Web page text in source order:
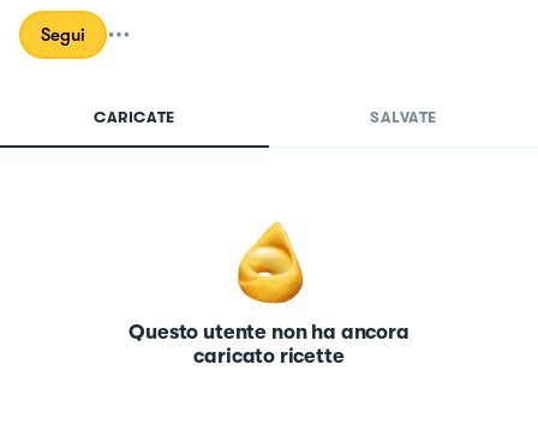
Segui
CARICATE SALVATE
Questo utente non ha ancora
caricato ricette